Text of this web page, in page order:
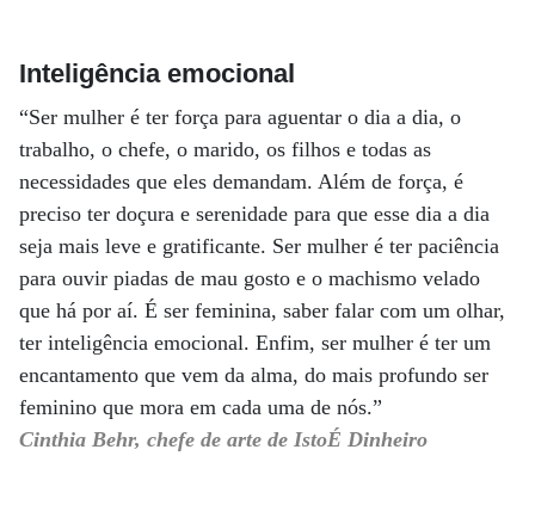
Inteligência emocional
“Ser mulher é ter força para aguentar o dia a dia, o
trabalho, o chefe, o marido, os filhos e todas as
necessidades que eles demandam. Além de força, é
preciso ter doçura e serenidade para que esse dia a dia
seja mais leve e gratificante. Ser mulher é ter paciência
para ouvir piadas de mau gosto e o machismo velado
que há por aí. É ser feminina, saber falar com um olhar,
ter inteligência emocional. Enfim, ser mulher é ter um
encantamento que vem da alma, do mais profundo ser
feminino que mora em cada uma de nós.”
Cinthia Behr, chefe de arte de IstoÉ Dinheiro